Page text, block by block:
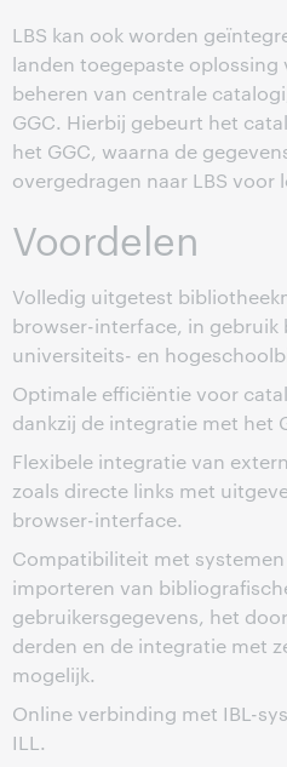
LBS kan ook worden
landen toegepaste oplossing
beheren van centrale
GGC. Hierbij gebeurt het
het GGC, waarna de
overgedragen naar LBS voor
Voordelen
Volledig uitgetest
browser-interface, in
universiteits- en
Optimale efficiëntie voor
dankzij de integratie met het
Flexibele integratie van
zoals directe links met
browser-interface.
Compatibiliteit met
importeren van
gebruikersgegevens, het
derden en de integratie met
mogelijk.
Online verbinding met IBL-
ILL.